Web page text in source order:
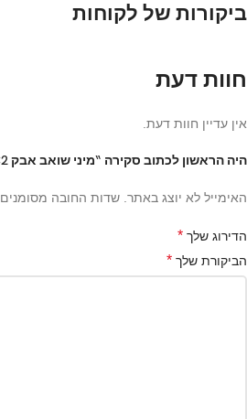
ביקורות של לקוחות
חוות דעת
אין עדיין חוות דעת.
היה הראשון לכתוב סקירה “מיני שואב אבק baseus C2”
האימייל לא יוצג באתר. שדות החובה מסומנים
הדירוג שלך *
הביקורת שלך *